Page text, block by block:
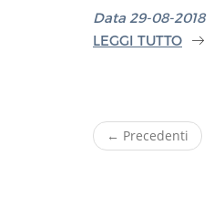
Data 29-08-2018
LEGGI TUTTO
← Precedenti